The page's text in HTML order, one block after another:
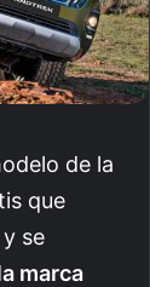
de la
que
se
marca